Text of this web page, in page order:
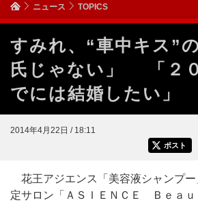
ニュース TOPICS
すみれ、“車中キス”
氏じゃない」 「２
でには結婚したい」
2014年4月22日 / 18:11
ポスト
花王アジエンス「美容液シャンプー
定サロン「ＡＳＩＥＮＣＥ Ｂｅａ